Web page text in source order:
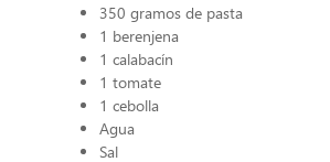
350 gramos de pasta
1 berenjena
1 calabacín
1 tomate
1 cebolla
Agua
Sal